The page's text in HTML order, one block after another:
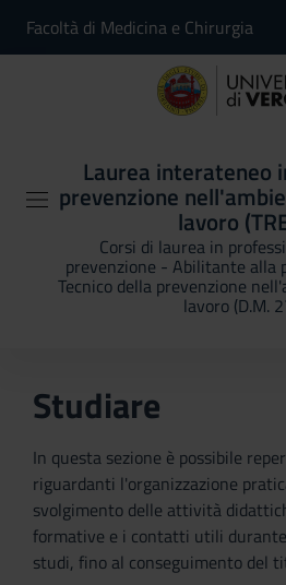
Facoltà di Medicina e Chirurgia
Laurea interateneo
prevenzione
lavoro
Corsi di laurea in
prevenzione - Abilitante alla
Tecnico della prevenzione
lavoro (D.M.
Studiare
In questa sezione è possibile
riguardanti l'organizzazione
svolgimento delle attività
formative e i contatti utili
studi, fino al conseguimento del